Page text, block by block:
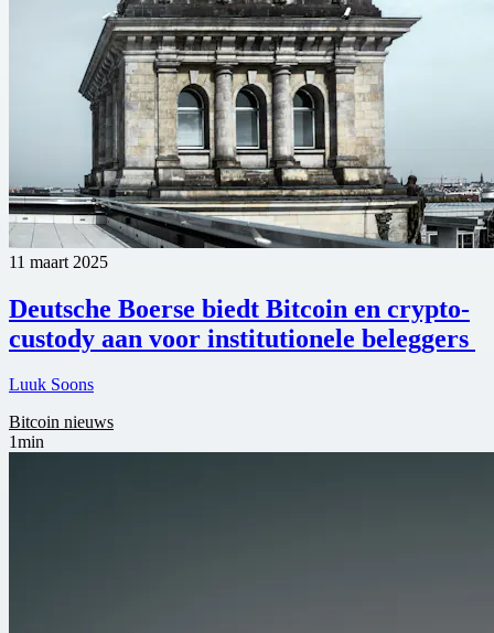
11 maart 2025
Deutsche Boerse biedt Bitcoin en crypto-
custody aan voor institutionele beleggers
Luuk Soons
Bitcoin nieuws
1min